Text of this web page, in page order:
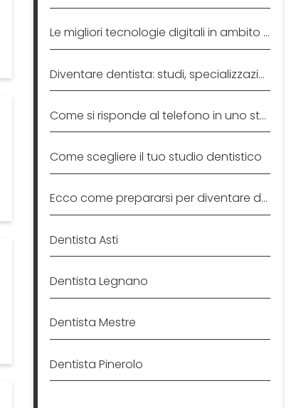
Le migliori tecnologie digitali in ambito odontoiatrico
Diventare dentista: studi, specializzazioni e competenze
Come si risponde al telefono in uno studio dentistico?
Come scegliere il tuo studio dentistico
Ecco come prepararsi per diventare dentista
Dentista Asti
Dentista Legnano
Dentista Mestre
Dentista Pinerolo